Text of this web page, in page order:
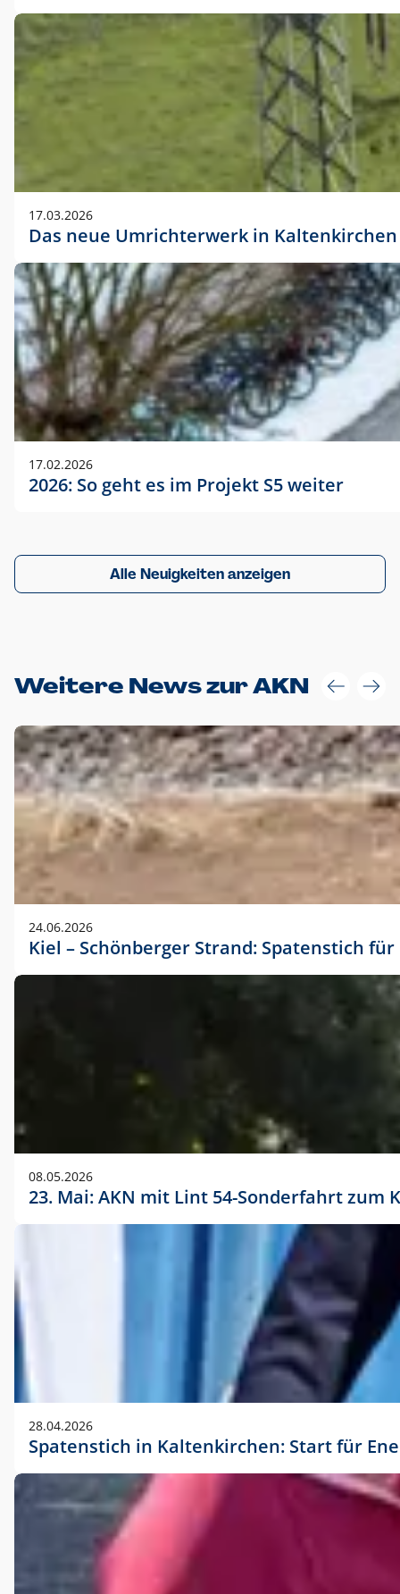
17.03.2026
Das neue Umrichterwerk in Kaltenkirchen
17.02.2026
2026: So geht es im Projekt S5 weiter
Alle Neuigkeiten anzeigen
Weitere News zur AKN
24.06.2026
Kiel – Schönberger Strand: Spatenstich
08.05.2026
23. Mai: AKN mit Lint 54-Sonderfahrt
28.04.2026
Spatenstich in Kaltenkirchen: Start für